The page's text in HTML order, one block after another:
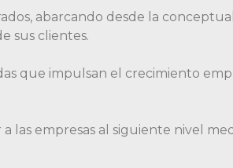
abarcando desde la
sus clientes.
que impulsan el crecimiento
las empresas al siguiente nivel